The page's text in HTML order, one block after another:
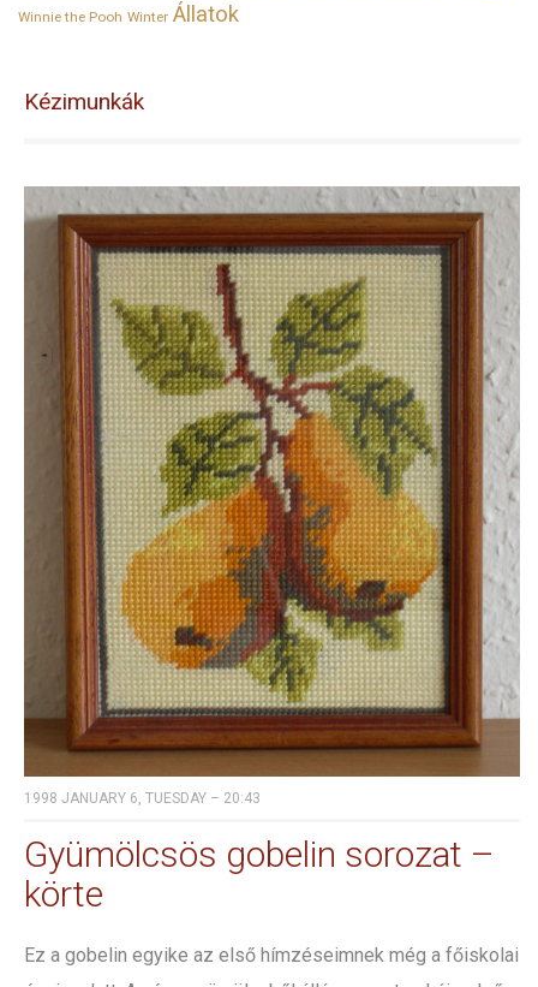
Winnie the Pooh Winter Állatok
Kézimunkák
1998 JANUARY 6, TUESDAY – 20:43
Gyümölcsös gobelin sorozat –
körte
Ez a gobelin egyike az első hímzéseimnek még a főiskolai